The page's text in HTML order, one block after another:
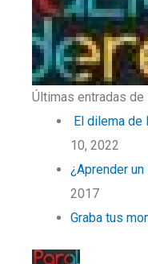
Últimas entradas de
El dilema de
10, 2022
¿Aprender un
2017
Graba tus